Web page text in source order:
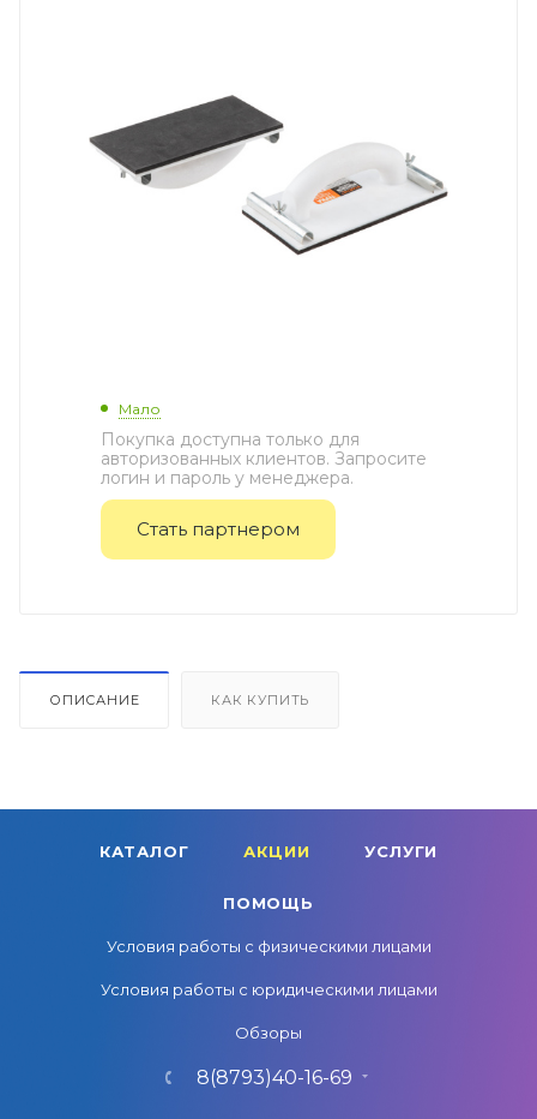
Мало
Покупка доступна только для
авторизованных клиентов. Запросите
логин и пароль у менеджера.
Стать партнером
ОПИСАНИЕ КАК КУПИТЬ
КАТАЛОГ АКЦИИ УСЛУГИ
ПОМОЩЬ
Условия работы с физическими лицами
Условия работы с юридическими лицами
Обзоры
8(8793)40-16-69